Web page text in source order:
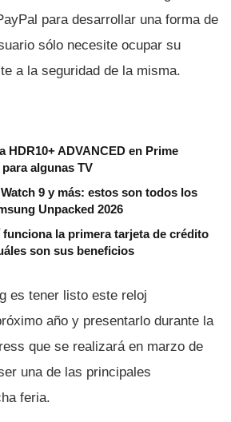
para desarrollar una forma de
sólo necesite ocupar su
a la seguridad de la misma.
HDR10+ ADVANCED en Prime
algunas TV
9 y más: estos son todos los
Unpacked 2026
funciona la primera tarjeta de crédito
son sus beneficios
es tener listo este reloj
año y presentarlo durante la
que se realizará en marzo de
una de las principales
feria.